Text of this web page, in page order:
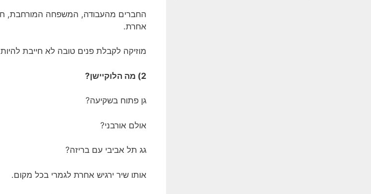
החברים מהעבודה, המשפחה המורחבת,
אחרת.
מוזיקה לקבלת פנים טובה לא חייבת
2) מה הלוקיישן?
גן פתוח בשקיעה?
אולם אורבני?
גג תל אביבי עם בריזה?
אותו שיר ירגיש אחרת לגמרי בכל מקום.